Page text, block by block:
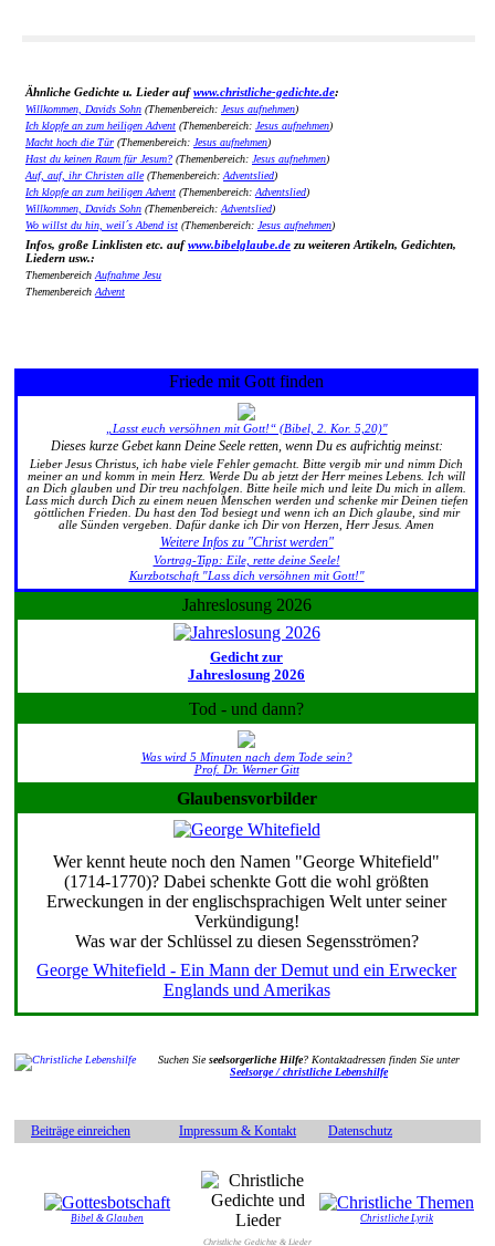
Ähnliche Gedichte u. Lieder aufwww.christliche-gedichte.de:
Willkommen, Davids Sohn (Themenbereich: Jesus aufnehmen)
Ich klopfe an zum heiligen Advent (Themenbereich: Jesus aufnehmen)
Macht hoch die Tür (Themenbereich: Jesus aufnehmen)
Hast du keinen Raum für Jesum? (Themenbereich: Jesus aufnehmen)
Auf, auf, ihr Christen alle(Themenbereich:Adventslied)
Ich klopfe an zum heiligen Advent (Themenbereich:Adventslied)
Willkommen, Davids Sohn (Themenbereich:Adventslied)
Wo willst du hin, weil´s Abend ist (Themenbereich: Jesus aufnehmen)
Infos, große Linklisten etc. aufwww.bibelglaube.de zu weiteren Artikeln, Gedichten,
Liedern usw.:
ThemenbereichAufnahme Jesu
ThemenbereichAdvent
Friede mit Gott finden
„Lasst euch versöhnen mit Gott!“ (Bibel, 2. Kor. 5,20)"
Dieses kurze Gebet kann Deine Seele retten, wenn Du es aufrichtig meinst:
Lieber Jesus Christus, ich habe viele Fehler gemacht. Bitte vergib mir und nimm Dich
meiner an und komm in mein Herz. Werde Du ab jetzt der Herr meines Lebens. Ich will
an Dich glauben und Dir treu nachfolgen. Bitte heile mich und leite Du mich in allem.
Lass mich durch Dich zu einem neuen Menschen werden und schenke mir Deinen tiefen
göttlichen Frieden. Du hast den Tod besiegt und wenn ich an Dich glaube, sind mir
alle Sünden vergeben. Dafür danke ich Dir von Herzen, Herr Jesus. Amen
Weitere Infos zu "Christ werden"
Vortrag-Tipp: Eile, rette deine Seele!
Kurzbotschaft "Lass dich versöhnen mit Gott!"
Jahreslosung 2026
Gedicht zur
Jahreslosung 2026
Tod - und dann?
Was wird 5 Minuten nach dem Tode sein?
Prof. Dr. Werner Gitt
Glaubensvorbilder
Wer kennt heute noch den Namen "George Whitefield"
(1714-1770)? Dabei schenkte Gott die wohl größten
Erweckungen in der englischsprachigen Welt unter seiner
Verkündigung!
Was war der Schlüssel zu diesen Segensströmen?
George Whitefield - Ein Mann der Demut und ein Erwecker
Englands und Amerikas
Suchen Sieseelsorgerliche Hilfe? Kontaktadressen finden Sie unter
Seelsorge / christliche Lebenshilfe
Beiträge einreichen Impressum & Kontakt Datenschutz
Bibel & Glauben
Christliche Gedichte & Lieder
Christliche Lyrik